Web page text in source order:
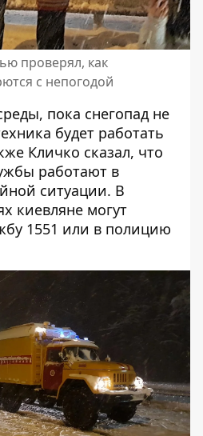
проверял, как
с непогодой
пока снегопад не
будет работать
Кличко сказал, что
работают в
ситуации. В
киевляне могут
1551 или в полицию